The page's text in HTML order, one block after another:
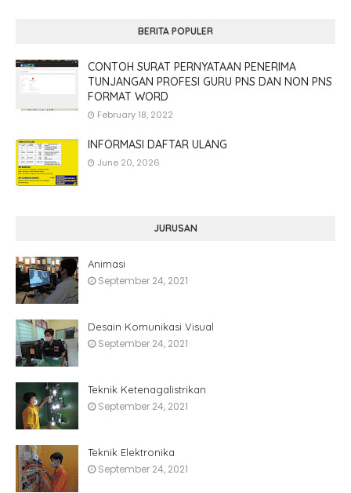
BERITA POPULER
CONTOH SURAT PERNYATAAN PENERIMA
TUNJANGAN PROFESI GURU PNS DAN NON PNS
FORMAT WORD
February 18, 2022
INFORMASI DAFTAR ULANG
June 20, 2026
JURUSAN
Animasi
September 24, 2021
Desain Komunikasi Visual
September 24, 2021
Teknik Ketenagalistrikan
September 24, 2021
Teknik Elektronika
September 24, 2021